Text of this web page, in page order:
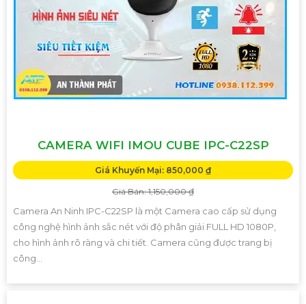
CAMERA WIFI IMOU CUBE IPC-C22SP
Giá Khuyến Mại: 850,000 ₫
Giá Bán: 1,150,000 ₫
Camera An Ninh IPC-C22SP là một Camera cao cấp sử dụng
công nghệ hình ảnh sắc nét với độ phân giải FULL HD 1080P,
cho hình ảnh rõ ràng và chi tiết. Camera cũng được trang bị
công...